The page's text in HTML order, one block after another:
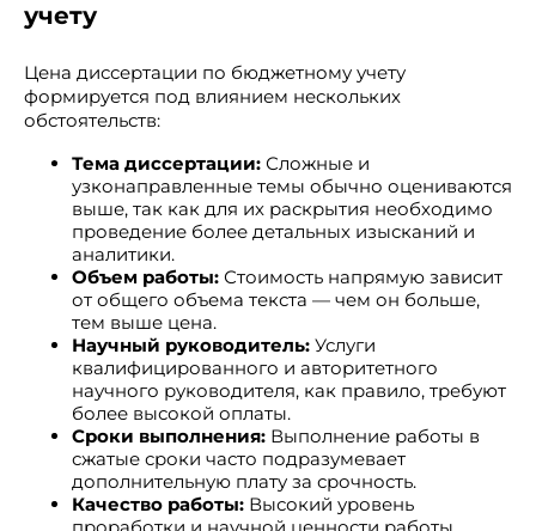
учету
Цена диссертации по бюджетному учету
формируется под влиянием нескольких
обстоятельств:
Тема диссертации: Сложные и
узконаправленные темы обычно оцениваются
выше, так как для их раскрытия необходимо
проведение более детальных изысканий и
аналитики.
Объем работы: Стоимость напрямую зависит
от общего объема текста — чем он больше,
тем выше цена.
Научный руководитель: Услуги
квалифицированного и авторитетного
научного руководителя, как правило, требуют
более высокой оплаты.
Сроки выполнения: Выполнение работы в
сжатые сроки часто подразумевает
дополнительную плату за срочность.
Качество работы: Высокий уровень